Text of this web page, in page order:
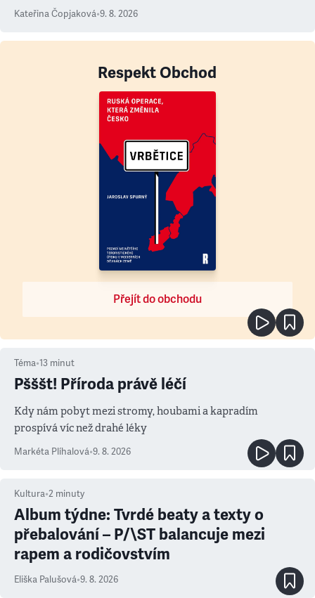
Kateřina Čopjaková•9. 8. 2026
Respekt Obchod
Přejít do obchodu
Téma•13 minut
Pšššt! Příroda právě léčí
Kdy nám pobyt mezi stromy, houbami a kapradím
prospívá víc než drahé léky
Markéta Plíhalová•9. 8. 2026
Kultura•2 minuty
Album týdne: Tvrdé beaty a texty o
přebalování – P/\ST balancuje mezi
rapem a rodičovstvím
Eliška Palušová•9. 8. 2026